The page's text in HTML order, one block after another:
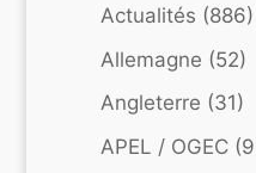
Actualités (886)
Allemagne (52)
Angleterre (31)
APEL / OGEC